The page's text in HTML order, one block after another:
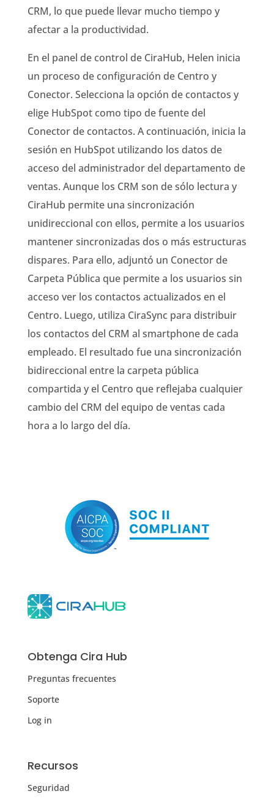
CRM, lo que puede llevar mucho tiempo y
afectar a la productividad.
En el panel de control de CiraHub, Helen inicia
un proceso de configuración de Centro y
Conector. Selecciona la opción de contactos y
elige HubSpot como tipo de fuente del
Conector de contactos. A continuación, inicia la
sesión en HubSpot utilizando los datos de
acceso del administrador del departamento de
ventas. Aunque los CRM son de sólo lectura y
CiraHub permite una sincronización
unidireccional con ellos, permite a los usuarios
mantener sincronizadas dos o más estructuras
dispares. Para ello, adjuntó un Conector de
Carpeta Pública que permite a los usuarios sin
acceso ver los contactos actualizados en el
Centro. Luego, utiliza CiraSync para distribuir
los contactos del CRM al smartphone de cada
empleado. El resultado fue una sincronización
bidireccional entre la carpeta pública
compartida y el Centro que reflejaba cualquier
cambio del CRM del equipo de ventas cada
hora a lo largo del día.
Obtenga Cira Hub
Preguntas frecuentes
Soporte
Log in
Recursos
Seguridad